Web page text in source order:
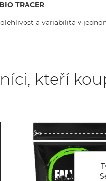
BIO TRACER
a variabilita v
kteří